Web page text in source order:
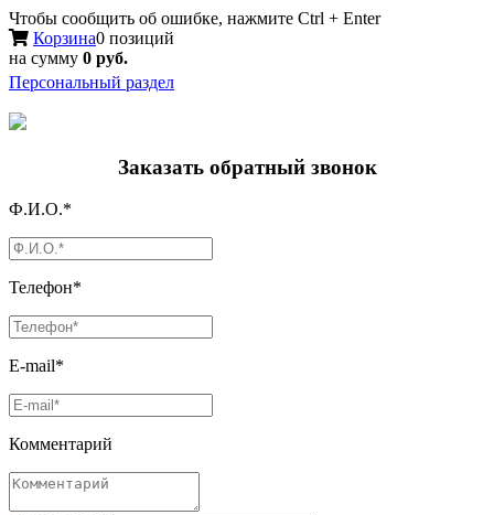
Чтобы сообщить об ошибке, нажмите Ctrl + Enter
Корзина0 позиций
на сумму 0 руб.
Персональный раздел
Заказать обратный звонок
Ф.И.О.*
Телефон*
E-mail*
Комментарий